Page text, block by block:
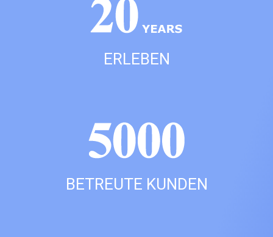
ERLEBEN
BETREUTE KUNDEN